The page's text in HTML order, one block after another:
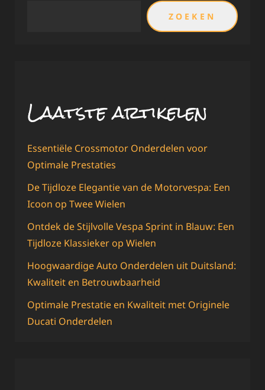
ZOEKEN
Laatste artikelen
Essentiële Crossmotor Onderdelen voor
Optimale Prestaties
De Tijdloze Elegantie van de Motorvespa: Een
Icoon op Twee Wielen
Ontdek de Stijlvolle Vespa Sprint in Blauw: Een
Tijdloze Klassieker op Wielen
Hoogwaardige Auto Onderdelen uit Duitsland:
Kwaliteit en Betrouwbaarheid
Optimale Prestatie en Kwaliteit met Originele
Ducati Onderdelen